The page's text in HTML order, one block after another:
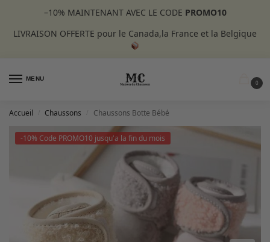
–10% MAINTENANT AVEC LE CODE PROMO10
LIVRAISON OFFERTE pour le Canada,la France et la Belgique
MENU
0
Accueil Chaussons Chaussons Botte Bébé
-10% Code PROMO10 jusqu'a la fin du mois